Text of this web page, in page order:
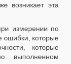
возникает эта
измерении по
ошибки, которые
которые
выполненном